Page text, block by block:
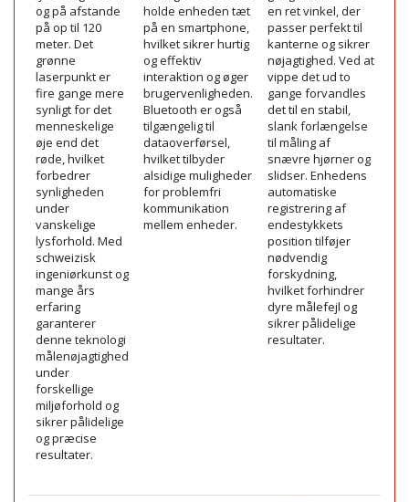
og på afstande
på op til 120
meter. Det
grønne
laserpunkt er
fire gange mere
synligt for det
menneskelige
øje end det
røde, hvilket
forbedrer
synligheden
under
vanskelige
lysforhold. Med
schweizisk
ingeniørkunst og
mange års
erfaring
garanterer
denne teknologi
målenøjagtighed
under
forskellige
miljøforhold og
sikrer pålidelige
og præcise
resultater.
holde enheden tæt
på en smartphone,
hvilket sikrer hurtig
og effektiv
interaktion og øger
brugervenligheden.
Bluetooth er også
tilgængelig til
dataoverførsel,
hvilket tilbyder
alsidige muligheder
for problemfri
kommunikation
mellem enheder.
en ret vinkel, der
passer perfekt til
kanterne og sikrer
nøjagtighed. Ved at
vippe det ud to
gange forvandles
det til en stabil,
slank forlængelse
til måling af
snævre hjørner og
slidser. Enhedens
automatiske
registrering af
endestykkets
position tilføjer
nødvendig
forskydning,
hvilket forhindrer
dyre målefejl og
sikrer pålidelige
resultater.